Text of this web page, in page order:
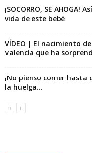
¡SOCORRO, SE
vida de este bebé
VÍDEO | El nacimiento
Valencia que ha
¡No pienso comer hasta
la huelga...